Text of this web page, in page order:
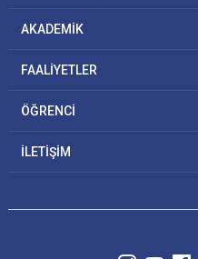
AKADEMİK
FAALİYETLER
ÖĞRENCİ
İLETİŞİM